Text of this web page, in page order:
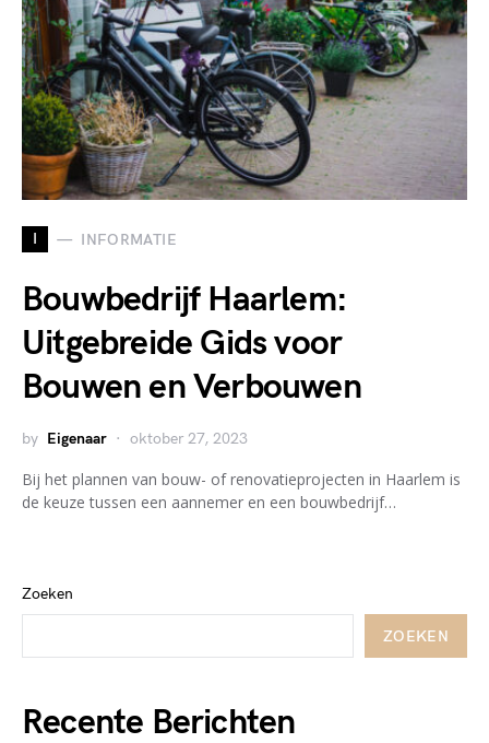
I INFORMATIE
Bouwbedrijf Haarlem:
Uitgebreide Gids voor
Bouwen en Verbouwen
by Eigenaar oktober 27, 2023
Bij het plannen van bouw- of renovatieprojecten in Haarlem is
de keuze tussen een aannemer en een bouwbedrijf…
Zoeken
ZOEKEN
Recente Berichten